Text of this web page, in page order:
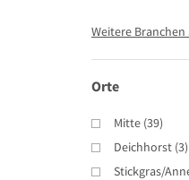
Weitere Branchen
Orte
Mitte (39)
Deichhorst (3)
Stickgras/